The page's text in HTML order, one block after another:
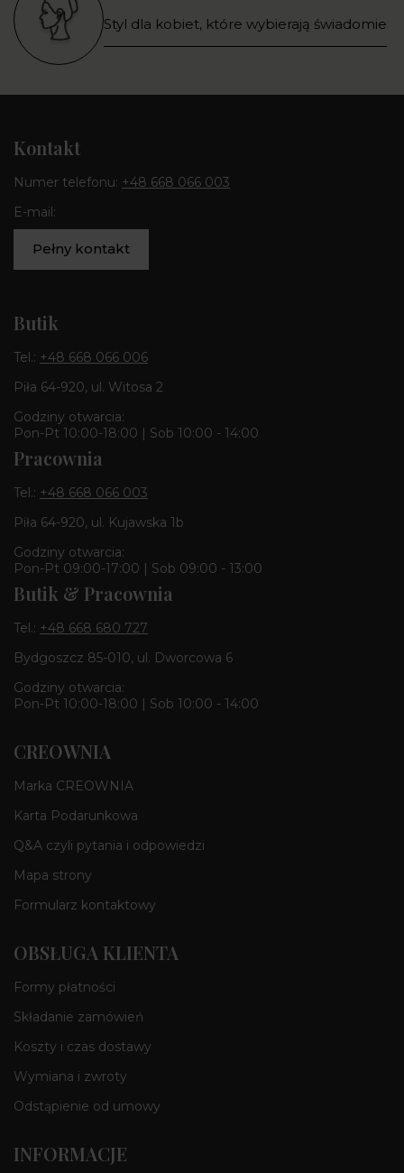
Styl dla kobiet, które wybierają świadomie
Kontakt
Numer telefonu: +48 668 066 003
E-mail:
Pełny kontakt
Butik
Tel.: +48 668 066 006
Piła 64-920, ul. Witosa 2
Godziny otwarcia:
Pon-Pt 10:00-18:00 | Sob 10:00 - 14:00
Pracownia
Tel.: +48 668 066 003
Piła 64-920, ul. Kujawska 1b
Godziny otwarcia:
Pon-Pt 09:00-17:00 | Sob 09:00 - 13:00
Butik & Pracownia
Tel.: +48 668 680 727
Bydgoszcz 85-010, ul. Dworcowa 6
Godziny otwarcia:
Pon-Pt 10:00-18:00 | Sob 10:00 - 14:00
CREOWNIA
Marka CREOWNIA
Karta Podarunkowa
Q&A czyli pytania i odpowiedzi
Mapa strony
Formularz kontaktowy
OBSŁUGA KLIENTA
Formy płatności
Składanie zamówień
Koszty i czas dostawy
Wymiana i zwroty
Odstąpienie od umowy
INFORMACJE